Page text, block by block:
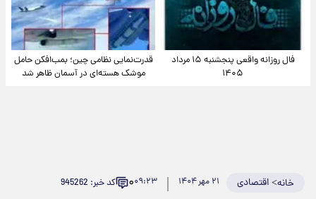
فال روزانه واقعی پنجشنبه ۱۵ مرداد
۱۴۰۵
قدرت‌نمایی نظامی چین؛ بمب‌افکن حامل
موشک هسته‌ای در آسمان ظاهر شد
خانه>اقتصادی ۲۱ مهر ۱۴۰۴ ۰۹:۲۳۰ کد خبر: 945262